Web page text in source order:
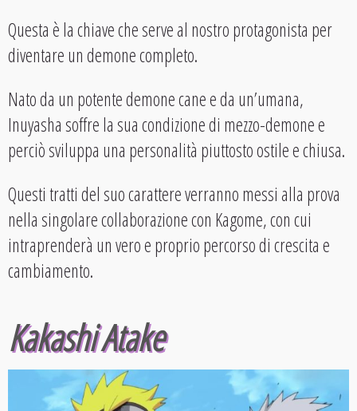
Questa è la chiave che serve al nostro protagonista per
diventare un demone completo.
Nato da un potente demone cane e da un’umana,
Inuyasha soffre la sua condizione di mezzo-demone e
perciò sviluppa una personalità piuttosto ostile e chiusa.
Questi tratti del suo carattere verranno messi alla prova
nella singolare collaborazione con Kagome, con cui
intraprenderà un vero e proprio percorso di crescita e
cambiamento.
Kakashi Atake